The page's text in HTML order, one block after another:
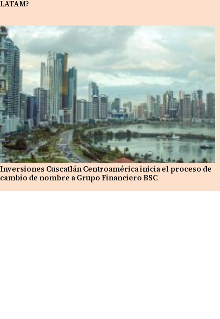
LATAM?
Inversiones Cuscatlán Centroamérica inicia el proceso de
cambio de nombre a Grupo Financiero BSC